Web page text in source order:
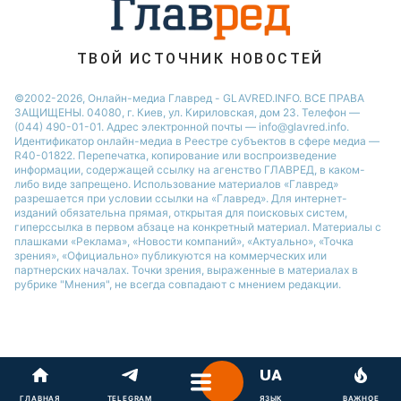
ТВОЙ ИСТОЧНИК НОВОСТЕЙ
©2002-2026, Онлайн-медиа Главред - GLAVRED.INFO. ВСЕ ПРАВА
ЗАЩИЩЕНЫ. 04080, г. Киев, ул. Кириловская, дом 23. Телефон —
(044) 490-01-01. Адрес электронной почты — info@glavred.info.
Идентификатор онлайн-медиа в Реестре cубъектов в сфере медиа —
R40-01822. Перепечатка, копирование или воспроизведение
информации, содержащей ссылку на агенство ГЛАВРЕД, в каком-
либо виде запрещено. Использование материалов «Главред»
разрешается при условии ссылки на «Главред». Для интернет-
изданий обязательна прямая, открытая для поисковых систем,
гиперссылка в первом абзаце на конкретный материал. Материалы с
плашками «Реклама», «Новости компаний», «Актуально», «Точка
зрения», «Официально» публикуются на коммерческих или
партнерских началах. Точки зрения, выраженные в материалах в
рубрике "Мнения", не всегда совпадают с мнением редакции.
ГЛАВНАЯ TELEGRAM ЯЗЫК ВАЖНОЕ